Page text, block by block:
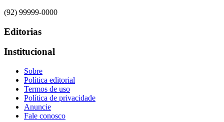
(92) 99999-0000
Editorias
Institucional
Sobre
Política editorial
Termos de uso
Política de privacidade
Anuncie
Fale conosco